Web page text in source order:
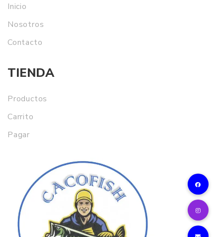
Inicio
Nosotros
Contacto
TIENDA
Productos
Carrito
Pagar